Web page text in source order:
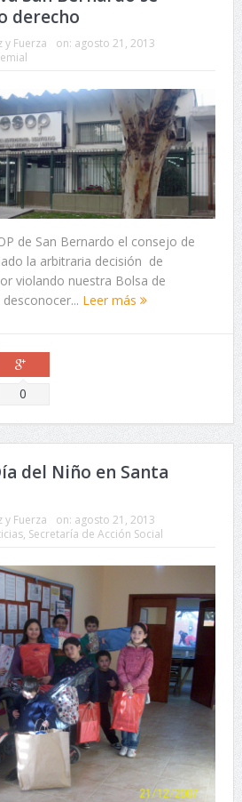
derecho
y Fuerza on: agosto 21, 2013
de San Bernardo el consejo de
la arbitraria decisión de
violando nuestra Bolsa de
Leer más
Comparte
0
del Niño en Santa
y Fuerza on: agosto 21, 2013
, Secretaría de Acción Social